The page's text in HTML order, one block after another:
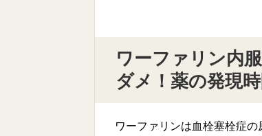
ワーファリン内
ダメ！薬の発現
ワーファリンは血栓塞栓症の